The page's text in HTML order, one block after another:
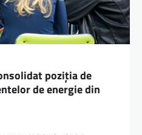
poziția de
de energie din